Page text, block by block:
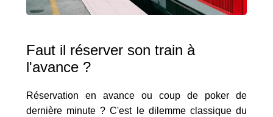
Faut il réserver son train à
l'avance ?
Réservation en avance ou coup de poker de
dernière minute ? C'est le dilemme classique du